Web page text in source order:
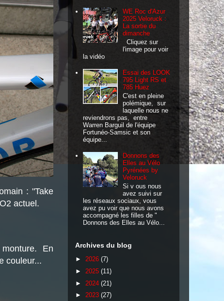
: "Take
actuel.
En
couleur...
WE Roc d'Azur
2025 Veloruck :
La sortie du
dimanche
Cliquez sur
l'image pour voir
la vidéo
Essai des LOOK
795 Light RS et
785 Huez
C'est en pleine
polémique, sur
laquelle nous ne
reviendrons pas, entre
Warren Barguil de l'équipe
Fortunéo-Samsic et son
équipe...
Donnons des
Elles au Vélo
Pyrénées by
Veloruck
Si v ous nous
avez suivi sur
les réseaux sociaux, vous
avez pu voir que nous avons
accompagné les filles de "
Donnons des Elles au Vélo...
Archives du blog
► 2026 (7)
► 2025 (11)
► 2024 (21)
► 2023 (27)